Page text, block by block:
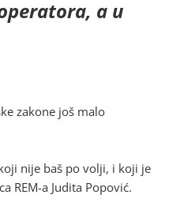
a u
zakone još malo
nije baš po volji, i koji je
REM-a Judita Popović.